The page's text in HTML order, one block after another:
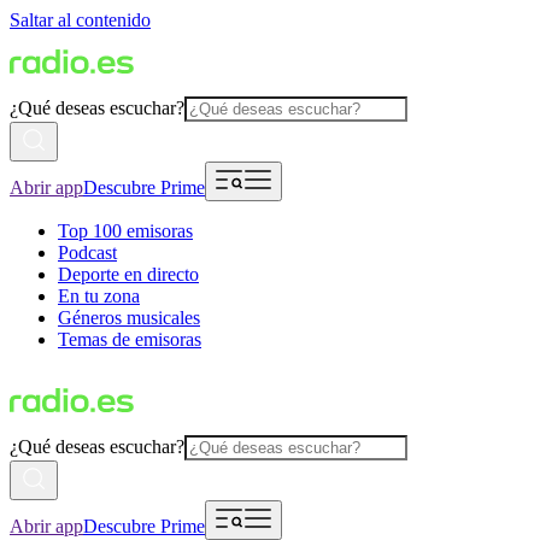
Saltar al contenido
¿Qué deseas escuchar?
Abrir appDescubre Prime
Top 100 emisoras
Podcast
Deporte en directo
En tu zona
Géneros musicales
Temas de emisoras
¿Qué deseas escuchar?
Abrir appDescubre Prime